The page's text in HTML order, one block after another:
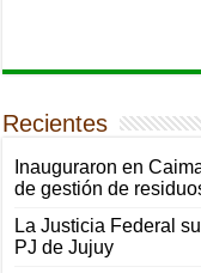
Recientes
Inauguraron en
de gestión de
La Justicia Federal
PJ de Jujuy